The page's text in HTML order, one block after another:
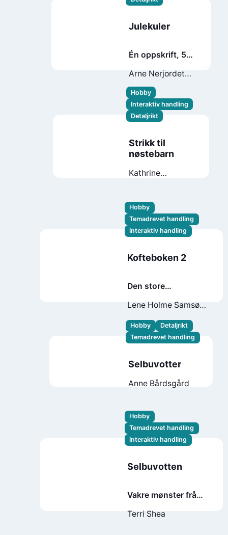
Julekuler
Én oppskrift, 55
Arne Nerjordet
Zachrison
Hobby
Interaktiv handling
Detaljrikt
Strikk til
nøstebarn
Kathrine
Hobby
Temadrevet handling
Interaktiv handling
Kofteboken 2
Den store
fortsetter
Lene Holme Samsøe
Jakobsen
Hobby
Detaljrikt
Temadrevet handling
Selbuvotter
Anne Bårdsgård
Hobby
Temadrevet handling
Interaktiv handling
Selbuvotten
Vakre mønster frå
strikketradisjon
Terri Shea